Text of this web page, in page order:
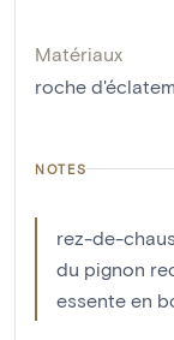
Matériaux
roche
NOTES
rez-de-
du pignon
essente en